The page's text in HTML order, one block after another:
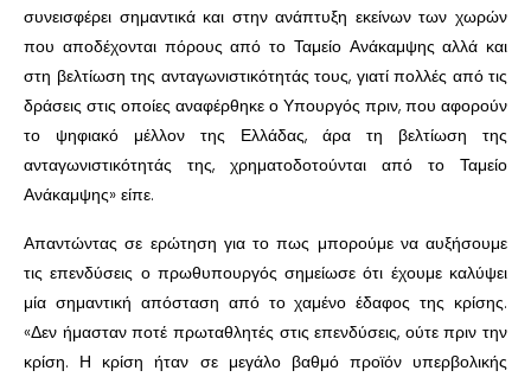
συνεισφέρει σημαντικά και στην ανάπτυξη εκείνων των χωρών
που αποδέχονται πόρους από το Ταμείο Ανάκαμψης αλλά και
στη βελτίωση της ανταγωνιστικότητάς τους, γιατί πολλές από τις
δράσεις στις οποίες αναφέρθηκε ο Υπουργός πριν, που αφορούν
το ψηφιακό μέλλον της Ελλάδας, άρα τη βελτίωση της
ανταγωνιστικότητάς της, χρηματοδοτούνται από το Ταμείο
Ανάκαμψης» είπε.
Απαντώντας σε ερώτηση για το πως μπορούμε να αυξήσουμε
τις επενδύσεις ο πρωθυπουργός σημείωσε ότι έχουμε καλύψει
μία σημαντική απόσταση από το χαμένο έδαφος της κρίσης.
«Δεν ήμασταν ποτέ πρωταθλητές στις επενδύσεις, ούτε πριν την
κρίση. Η κρίση ήταν σε μεγάλο βαθμό προϊόν υπερβολικής